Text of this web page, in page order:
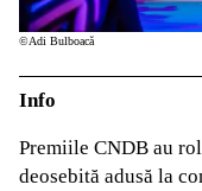
©Adi Bulboacă
Info
Premiile CNDB au
deosebită adusă la